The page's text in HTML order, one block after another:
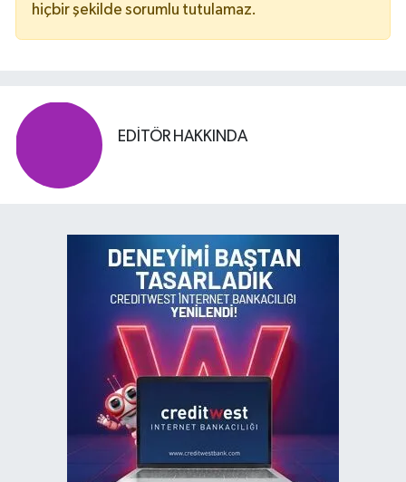
hiçbir şekilde sorumlu tutulamaz.
EDITÖR HAKKINDA